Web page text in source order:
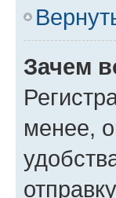
Зачем
менее,